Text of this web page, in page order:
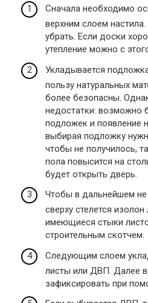
Сначала необходимо
верхним слоем
убрать. Если доски
утепление можно с
Укладывается
пользу натуральных
более безопасны.
недостатки: возможно
подложек и появление
выбирая подложку
чтобы не получилось,
пола повысится на
будет открыть дверь.
Чтобы в дальнейшем
сверху стелется
имеющиеся стыки
строительным скотчем.
Следующим слоем
листы или ДВП. Далее
зафиксировать при